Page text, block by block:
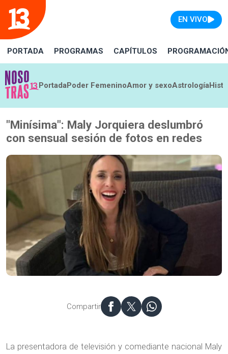
PORTADA PROGRAMAS CAPÍTULOS
EN VIVO
PortadaPoder FemeninoAmor y sexoAstrología
"Minísima": Maly Jorquiera deslumbró
con sensual sesión de fotos en redes
Compartir
La presentadora de televisión y comediante nacional Maly